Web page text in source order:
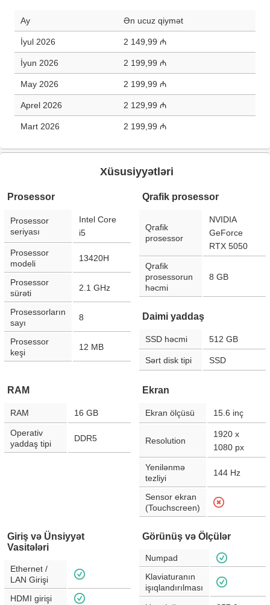
Ay Ən ucuz qiymət
İyul 2026 2 149,99 ₼
İyun 2026 2 199,99 ₼
May 2026 2 199,99 ₼
Aprel 2026 2 129,99 ₼
Mart 2026 2 199,99 ₼
Xüsusiyyətləri
Prosessor
Prosessor
seriyası
Intel Core
i5
Prosessor
modeli
13420H
Prosessor
sürəti
2.1 GHz
Prosessorların
sayı
8
Prosessor
keşi
12 MB
Qrafik prosessor
Qrafik
prosessor
NVIDIA
GeForce
RTX 5050
Qrafik
prosessorun
həcmi
8 GB
Daimi yaddaş
SSD həcmi 512 GB
Sərt disk tipi SSD
RAM
RAM 16 GB
Operativ
yaddaş tipi
DDR5
Ekran
Ekran ölçüsü 15.6 inç
Resolution
1920 x
1080 px
Yenilənmə
tezliyi
144 Hz
Sensor ekran
(Touchscreen)
Giriş və Ünsiyyət
Vasitələri
Ethernet /
LAN Girişi
HDMI girişi
Görünüş və Ölçülər
Numpad
Klaviaturanın
işıqlandırılması